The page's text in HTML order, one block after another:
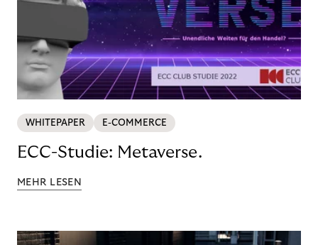
WHITEPAPER E-COMMERCE
ECC-Studie: Metaverse.
MEHR LESEN